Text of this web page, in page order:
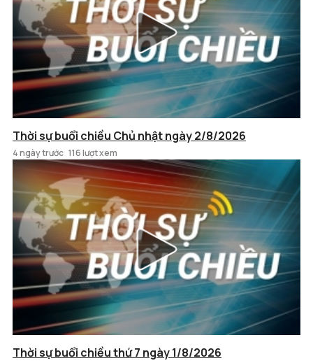
Thời sự buổi chiều Chủ nhật ngày 2/8/2026
4 ngày trước 116 lượt xem
Thời sự buổi chiều thứ 7 ngày 1/8/2026